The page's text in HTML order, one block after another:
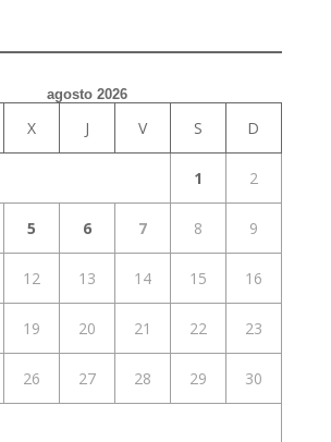
agosto 2026
X J V S D
1 2
5 6 7 8 9
12 13 14 15 16
19 20 21 22 23
26 27 28 29 30